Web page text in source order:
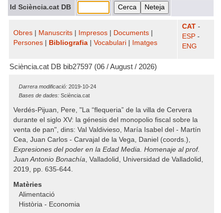
Id Sciència.cat DB
Obres Manuscrits Impresos Documents
Persones
Bibliografia Vocabulari Imatges
CAT -
ESP -
ENG
Sciència.cat DB bib27597 (06 / August / 2026)
Darrera modificació: 2019-10-24
Bases de dades: Sciència.cat
Verdés-Pijuan, Pere, "La “flequeria” de la villa de Cervera
durante el siglo XV: la génesis del monopolio fiscal sobre la
venta de pan", dins: Val Valdivieso, María Isabel del - Martín
Cea, Juan Carlos - Carvajal de la Vega, Daniel (coords.),
Expresiones del poder en la Edad Media. Homenaje al prof.
Juan Antonio Bonachía, Valladolid, Universidad de Valladolid,
2019, pp. 635-644.
Matèries
Alimentació
Història - Economia